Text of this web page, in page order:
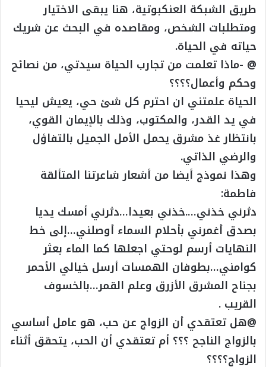
طريق الشبكة العنكبوتية، هنا يبقى الاختيار
ومتطلبات الشخص، ومقاصده في البحث عن شريك
حياته في الحياة.
@ -ماذا تعلمت من تجارب الحياة سيدتي، من نصائح
وحكم وأعمال؟؟؟؟
الحياة علمتني ان احترم كل شئ حي، يعيش ليحيا
في يد القدر، والمكتوب، وذلك بالإيمان القوي،
بانتظار غذ مشرق يحمل الأمل الجميل بالتفاؤل
والرضي الذاتي.
وهذا نموذج أيضا من أشعار شاعرتنا المتألقة
فاطمة:
دثرني خذني….خذني بعيدا…دثرني أمسك يديا
بصدق أغمرني بأحلام السماء أوصلني…إلى خط
النهايات أرسم لوحتي اجعلها كما الماء بعثر
كوامني…بطوفان الهمسات أرسل خيالي الأحمر
بجناح المشرق الأزرق وعلم القمر…بالخسوف
القريب .
@هل تعتقدي أن الزواج عن حب، هو عامل أساسي
بالزواج الناجح ؟؟؟ أم تعتقدي أن الحب، يتحقق أثناء
الزواج؟؟؟؟